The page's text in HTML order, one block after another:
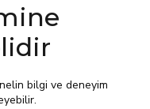
bilgi ve deneyim